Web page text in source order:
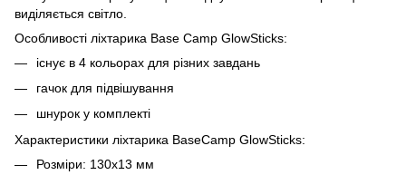
виділяється світло.
Особливості ліхтарика Base Camp GlowSticks:
існує в 4 кольорах для різних завдань
гачок для підвішування
шнурок у комплекті
Характеристики ліхтарика BaseCamp GlowSticks:
Розміри: 130х13 мм